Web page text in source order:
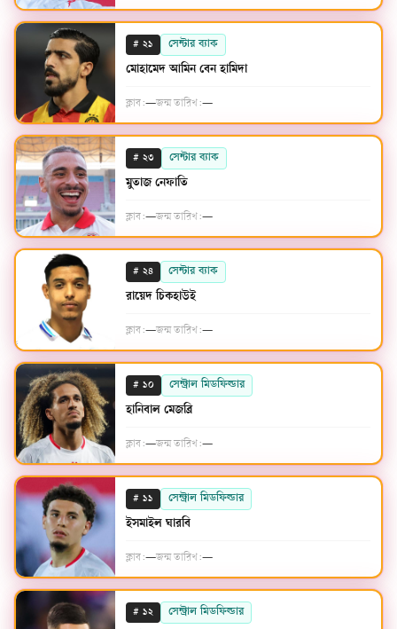
# ২১ সেন্টার ব্যাক
মোহামেদ আমিন বেন হামিদা
ক্লাব:—জন্ম তারিখ:—
# ২৩ সেন্টার ব্যাক
মুতাজ নেফাতি
ক্লাব:—জন্ম তারিখ:—
# ২৪ সেন্টার ব্যাক
রায়েদ চিকহাউই
ক্লাব:—জন্ম তারিখ:—
# ১০ সেন্ট্রাল মিডফিল্ডার
হানিবাল মেজব্রি
ক্লাব:—জন্ম তারিখ:—
# ১১ সেন্ট্রাল মিডফিল্ডার
ইসমাইল ঘারবি
ক্লাব:—জন্ম তারিখ:—
# ১২ সেন্ট্রাল মিডফিল্ডার